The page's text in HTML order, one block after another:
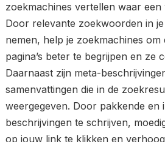
zoekmachines vertellen waar een
Door relevante zoekwoorden in
nemen, help je zoekmachines om
pagina’s beter te begrijpen en ze
Daarnaast zijn meta-
samenvattingen die in de
weergegeven. Door pakkende en
beschrijvingen te schrijven,
op jouw link te klikken en